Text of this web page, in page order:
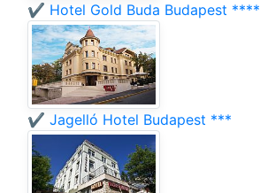
✔️ Hotel Gold Buda Budapest ****
✔️ Jagelló Hotel Budapest ***